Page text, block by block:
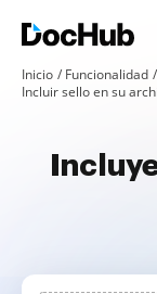
Inicio Funcionalidad
Incluir sello en su